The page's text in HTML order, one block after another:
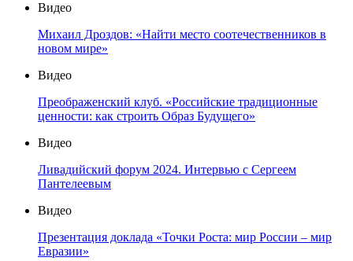
Видео
Михаил Дроздов: «Найти место соотечественников в
новом мире»
Видео
Преображенский клуб. «Российские традиционные
ценности: как строить Образ Будущего»
Видео
Ливадийский форум 2024. Интервью с Сергеем
Пантелеевым
Видео
Презентация доклада «Точки Роста: мир России – мир
Евразии»